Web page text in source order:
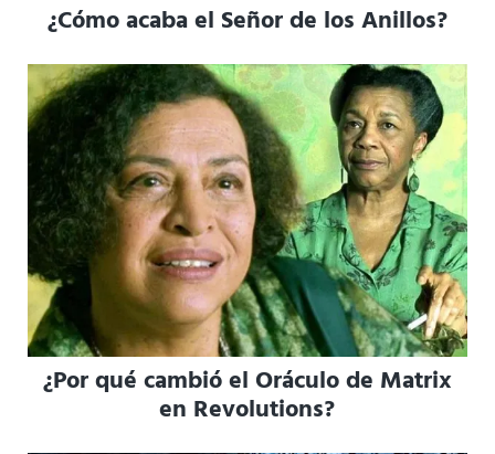
¿Cómo acaba el Señor de los Anillos?
¿Por qué cambió el Oráculo de Matrix
en Revolutions?